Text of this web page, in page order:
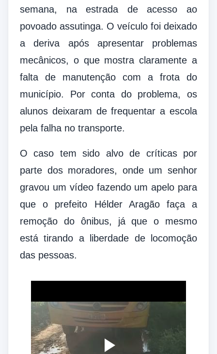
semana, na estrada de acesso ao
povoado assutinga. O veículo foi deixado
a deriva após apresentar problemas
mecânicos, o que mostra claramente a
falta de manutenção com a frota do
município. Por conta do problema, os
alunos deixaram de frequentar a escola
pela falha no transporte.
O caso tem sido alvo de críticas por
parte dos moradores, onde um senhor
gravou um vídeo fazendo um apelo para
que o prefeito Hélder Aragão faça a
remoção do ônibus, já que o mesmo
está tirando a liberdade de locomoção
das pessoas.